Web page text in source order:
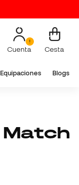
Cuenta Cesta
Equipaciones Blogs